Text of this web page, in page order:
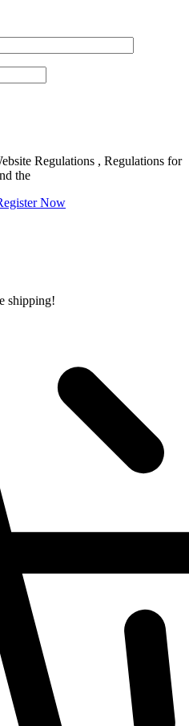
Regulations , Regulations for
the
Now
shipping!